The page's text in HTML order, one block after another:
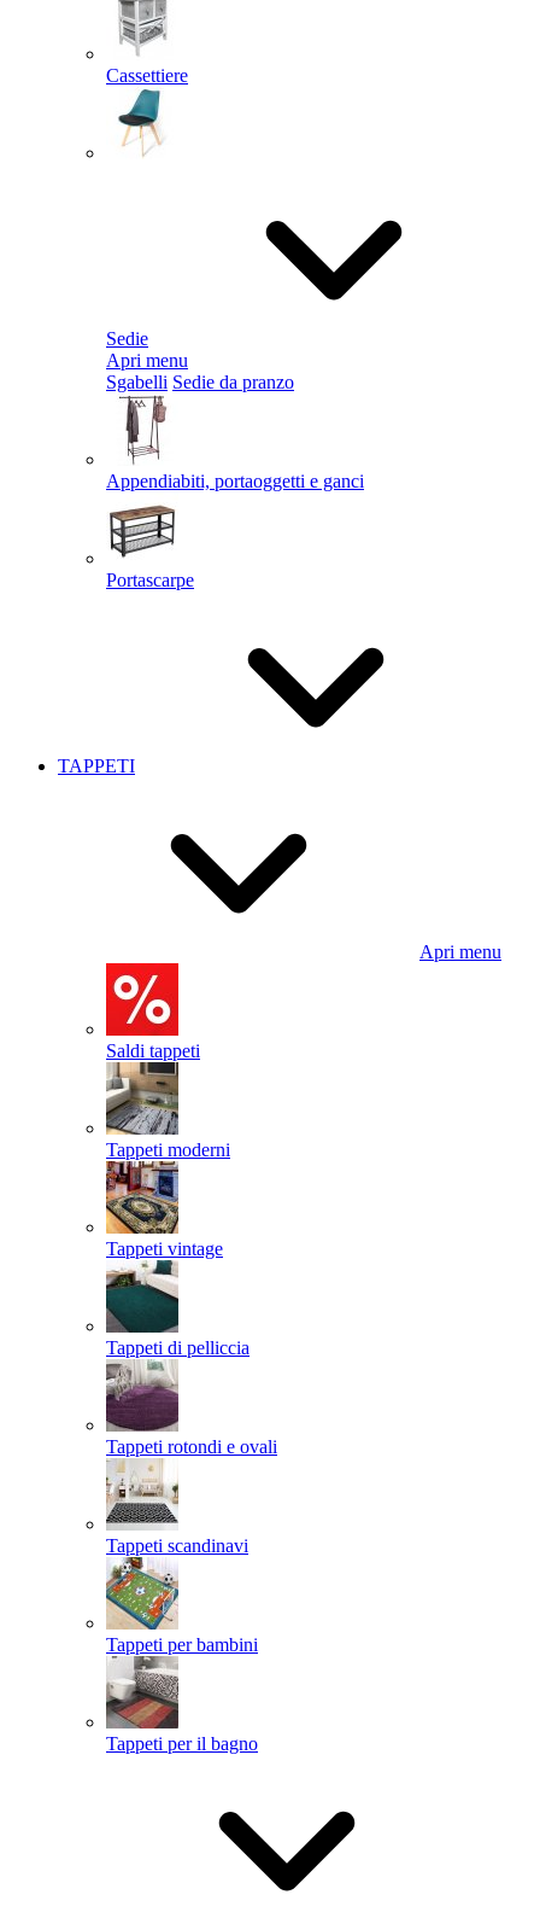
Cassettiere
Sedie
Apri menu
Sgabelli Sedie da pranzo
Appendiabiti, portaoggetti e ganci
Portascarpe
TAPPETI
Apri menu
Saldi tappeti
Tappeti moderni
Tappeti vintage
Tappeti di pelliccia
Tappeti rotondi e ovali
Tappeti scandinavi
Tappeti per bambini
Tappeti per il bagno